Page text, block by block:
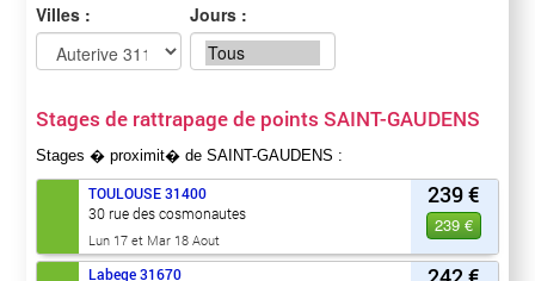
Villes : Jours :
Stages de rattrapage de points SAINT-GAUDENS
Stages � proximit� de SAINT-GAUDENS :
239 €
239 €
TOULOUSE 31400
30 rue des cosmonautes
Lun 17 et Mar 18 Aout
Labege 31670